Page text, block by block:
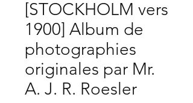
[STOCKHOLM vers
1900] Album de
photographies
originales par Mr.
A. J. R. Roesler